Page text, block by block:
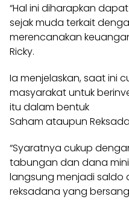
“Hal ini diharapkan
sejak muda terkait
merencanakan
Ricky.
Ia menjelaskan, saat ini
masyarakat untuk
itu dalam bentuk
Saham ataupun
“Syaratnya cukup
tabungan dan dana
langsung menjadi saldo
reksadana yang